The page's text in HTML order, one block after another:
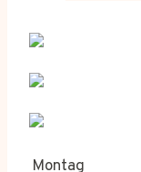
Montag